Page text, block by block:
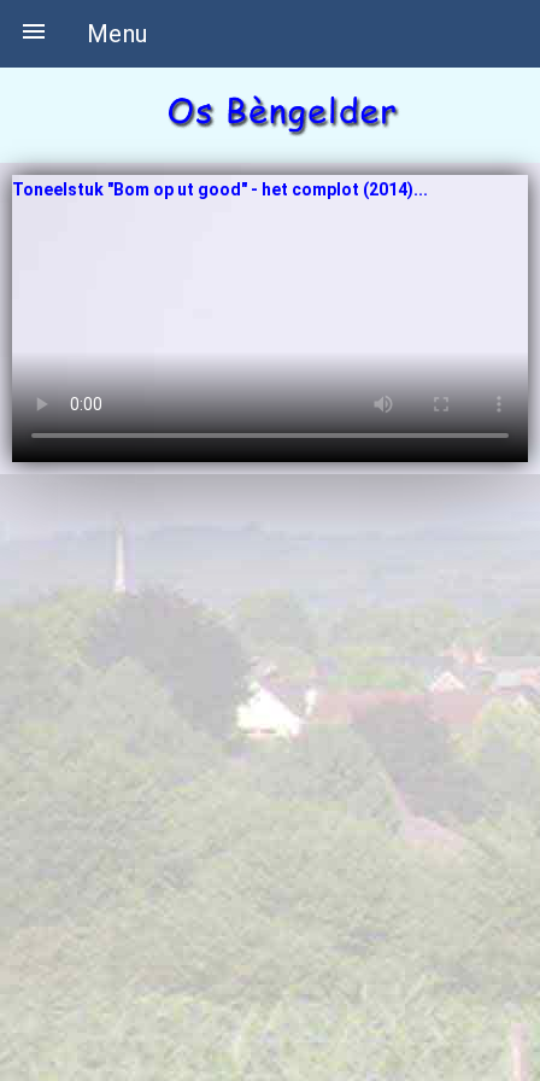
Menu

Toneelstuk "Bom op ut good" - het complot (2014)...